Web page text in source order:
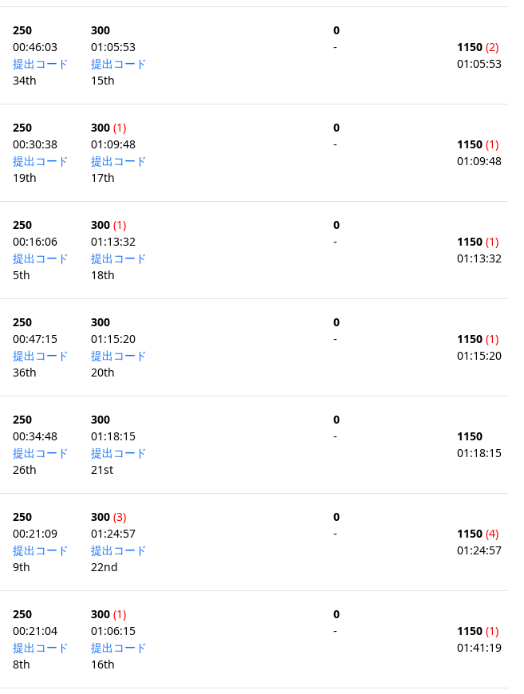
250
00:46:03
提出コード
34th
300
01:05:53
提出コード
15th
0
-
1150 (2)
01:05:53
250
00:30:38
提出コード
19th
300 (1)
01:09:48
提出コード
17th
0
-
1150 (1)
01:09:48
250
00:16:06
提出コード
5th
300 (1)
01:13:32
提出コード
18th
0
-
1150 (1)
01:13:32
250
00:47:15
提出コード
36th
300
01:15:20
提出コード
20th
0
-
1150 (1)
01:15:20
250
00:34:48
提出コード
26th
300
01:18:15
提出コード
21st
0
-
1150
01:18:15
250
00:21:09
提出コード
9th
300 (3)
01:24:57
提出コード
22nd
0
-
1150 (4)
01:24:57
250
00:21:04
提出コード
8th
300 (1)
01:06:15
提出コード
16th
0
-
1150 (1)
01:41:19